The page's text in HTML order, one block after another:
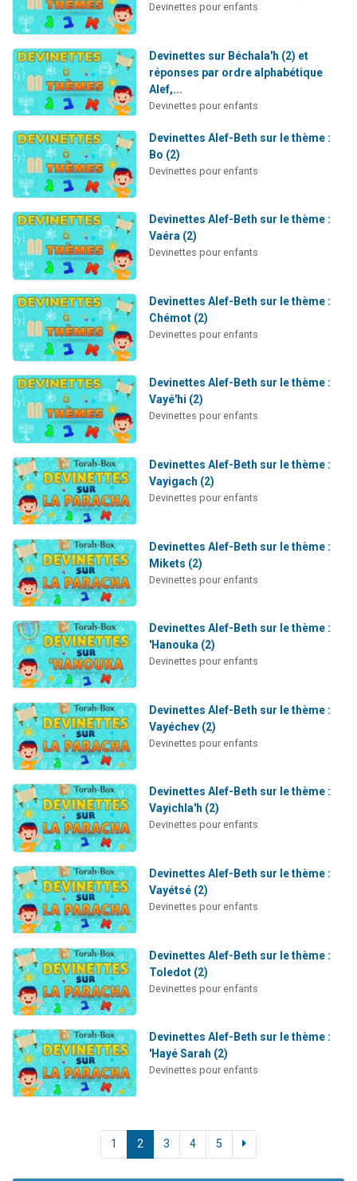
Devinettes pour enfants
Devinettes sur Béchala'h (2) et
réponses par ordre alphabétique
Alef,...
Devinettes pour enfants
Devinettes Alef-Beth sur le thème :
Bo (2)
Devinettes pour enfants
Devinettes Alef-Beth sur le thème :
Vaéra (2)
Devinettes pour enfants
Devinettes Alef-Beth sur le thème :
Chémot (2)
Devinettes pour enfants
Devinettes Alef-Beth sur le thème :
Vayé'hi (2)
Devinettes pour enfants
Devinettes Alef-Beth sur le thème :
Vayigach (2)
Devinettes pour enfants
Devinettes Alef-Beth sur le thème :
Mikets (2)
Devinettes pour enfants
Devinettes Alef-Beth sur le thème :
'Hanouka (2)
Devinettes pour enfants
Devinettes Alef-Beth sur le thème :
Vayéchev (2)
Devinettes pour enfants
Devinettes Alef-Beth sur le thème :
Vayichla'h (2)
Devinettes pour enfants
Devinettes Alef-Beth sur le thème :
Vayétsé (2)
Devinettes pour enfants
Devinettes Alef-Beth sur le thème :
Toledot (2)
Devinettes pour enfants
Devinettes Alef-Beth sur le thème :
'Hayé Sarah (2)
Devinettes pour enfants
1 2 3 4 5